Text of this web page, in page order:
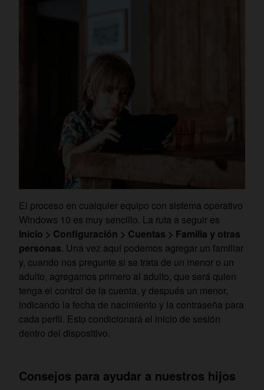
El proceso en cualquier equipo con sistema operativo
Windows 10 es muy sencillo. La ruta a seguir es
Inicio > Configuración > Cuentas > Familia y otras
personas. Una vez aquí podemos agregar un familiar
y, cuando nos pregunte si se trata de un menor o un
adulto, agregamos primero al adulto, que será quien
tenga el control de la cuenta, y después un menor,
indicando la fecha de nacimiento y la contraseña para
cada perfil. Esto condicionará el inicio de sesión
dentro del dispositivo.
Consejos para ayudar a nuestros hijos